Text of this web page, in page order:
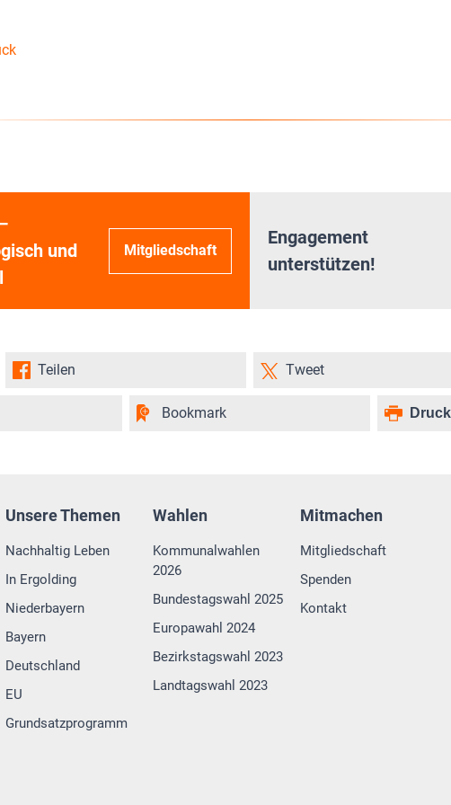
und
Mitgliedschaft
Engagement
unterstützen!
Teilen Tweet
Bookmark
Unsere Themen
Nachhaltig Leben
In Ergolding
Niederbayern
Bayern
Deutschland
EU
Grundsatzprogramm
Wahlen
Kommunalwahlen
2026
Bundestagswahl 2025
Europawahl 2024
Bezirkstagswahl 2023
Landtagswahl 2023
Mitmachen
Mitgliedschaft
Spenden
Kontakt